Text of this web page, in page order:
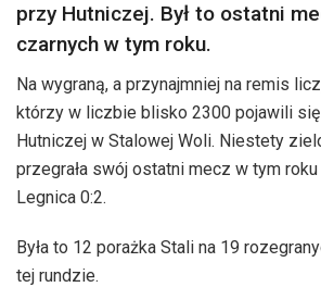
przy Hutniczej. Był to ostatni
czarnych w tym roku.
Na wygraną, a przynajmniej na remis
którzy w liczbie blisko 2300 pojawili
Hutniczej w Stalowej Woli. Niestety
przegrała swój ostatni mecz w tym
Legnica 0:2.
Była to 12 porażka Stali na 19
tej rundzie.